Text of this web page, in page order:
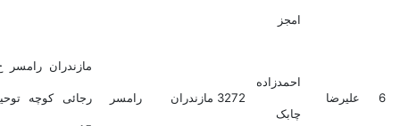
علیرضا
احمدزاده
مازندران رامسر
مازندران رامسر خ شهید
رجائی کوچه توحید پلاک